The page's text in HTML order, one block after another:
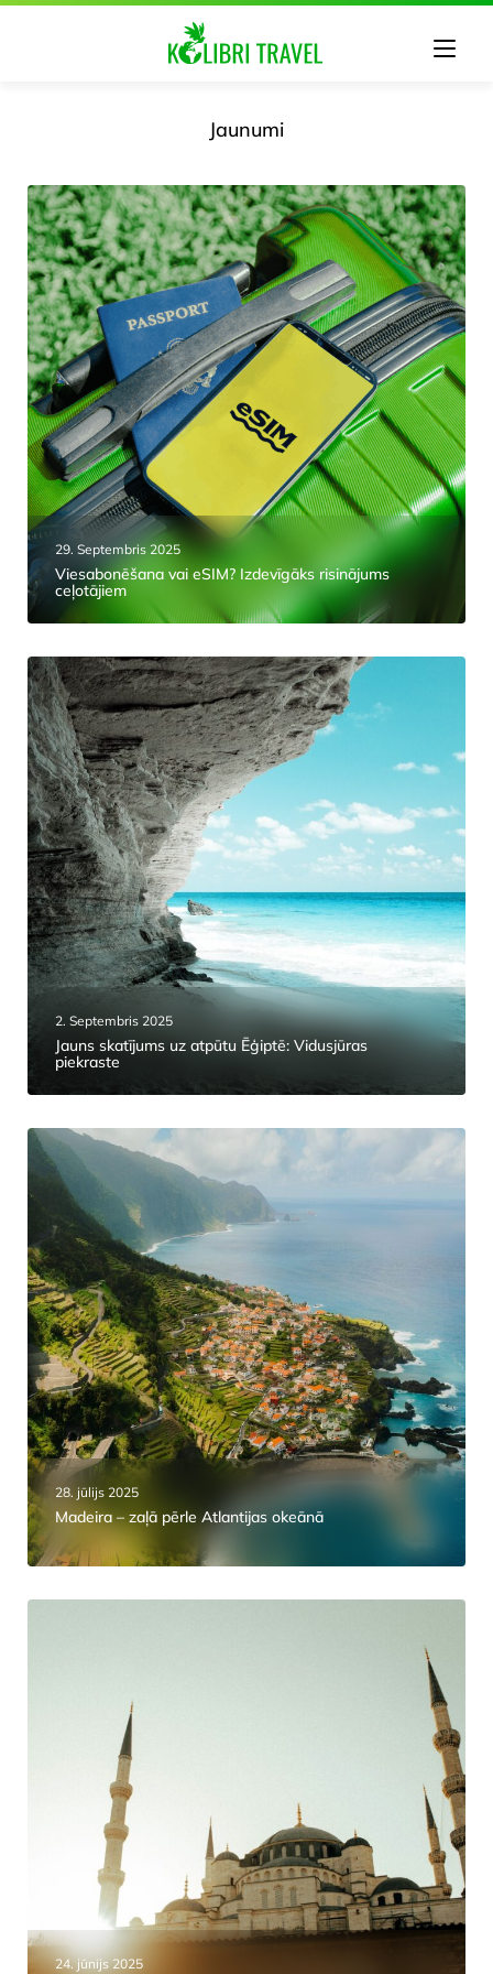
Jaunumi
29. Septembris 2025
Viesabonēšana vai eSIM? Izdevīgāks risinājums
ceļotājiem
2. Septembris 2025
Jauns skatījums uz atpūtu Ēģiptē: Vidusjūras
piekraste
28. jūlijs 2025
Madeira – zaļā pērle Atlantijas okeānā
24. jūnijs 2025